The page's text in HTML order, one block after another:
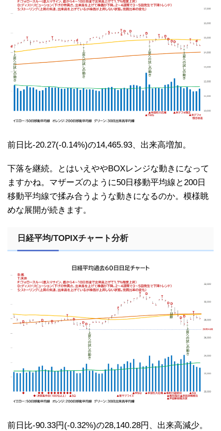
前日比-20.27(-0.14%)の14,465.93、出来高増加。
下落を継続。とはいえややBOXレンジな動きになって
ますかね。マザーズのように50日移動平均線と200日
移動平均線で揉み合うような動きになるのか。模様眺
めな展開が続きます。
日経平均/TOPIXチャート分析
前日比-90.33円(-0.32%)の28,140.28円、出来高減少。